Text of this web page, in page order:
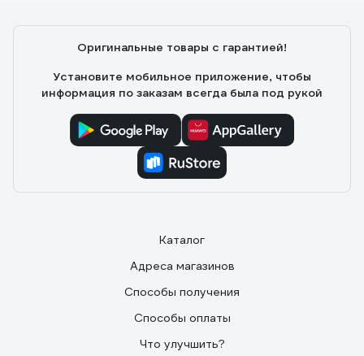
Оригинальные товары с гарантией!
Установите мобильное приложение, чтобы
информация по заказам всегда была под рукой
Каталог
Адреса магазинов
Способы получения
Способы оплаты
Что улучшить?